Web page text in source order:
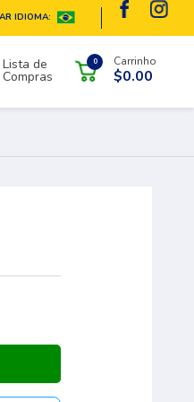
IDIOMA:
Lista de
Compras
0 Carrinho
$0.00